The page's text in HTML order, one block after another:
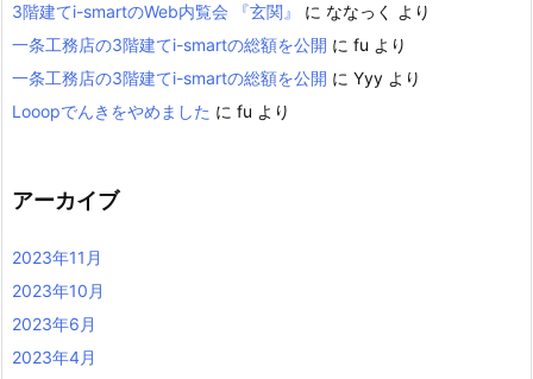
3階建てi-smartのWeb内覧会 『玄関』
に ななっく
より
一条工務店の3階建てi-smartの総額を公開 に fu より
一条工務店の3階建てi-smartの総額を公開 に Yyy より
Looopでんきをやめました に fu より
アーカイブ
2023年11月
2023年10月
2023年6月
2023年4月